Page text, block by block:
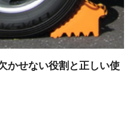
かせない役割と正しい使